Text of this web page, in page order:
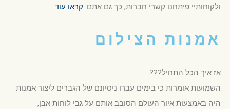
ולקוחותיי פיתחנו קשרי חברות, כך גם אתם. קראו עוד
אמנות הצילום
אז איך הכל התחיל???
השמועות אומרות כי בימים עברו ניסיונם של הגברים ליצור אמנות
היה באמצעות איור העולם הסובב אותם על גבי לוחות אבן,